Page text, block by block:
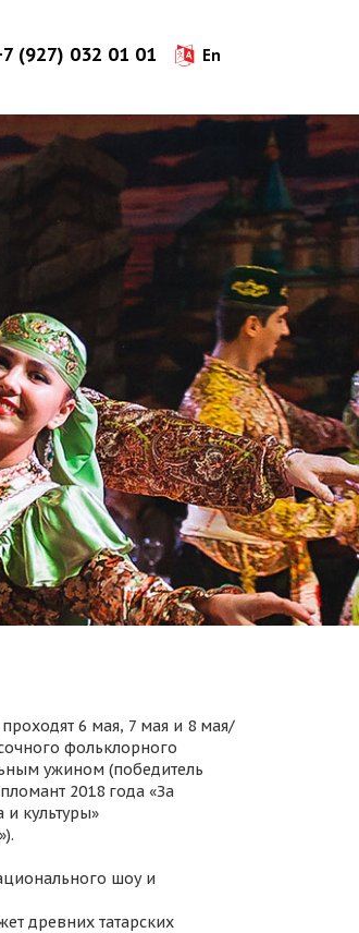
(927) 032 01 01 En
6 мая, 7 мая и 8 мая/
фольклорного
ужином (победитель
2018 года «За
и культуры»
шоу и
древних татарских